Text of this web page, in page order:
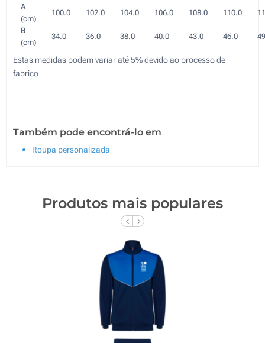
A
(cm)
100.0 102.0 104.0 106.0 108.0 110.0
B
(cm)
34.0 36.0 38.0 40.0 43.0 46.0
Estas medidas podem variar até 5% devido ao processo de
fabrico
Também pode encontrá-lo em
Roupa personalizada
Produtos mais populares